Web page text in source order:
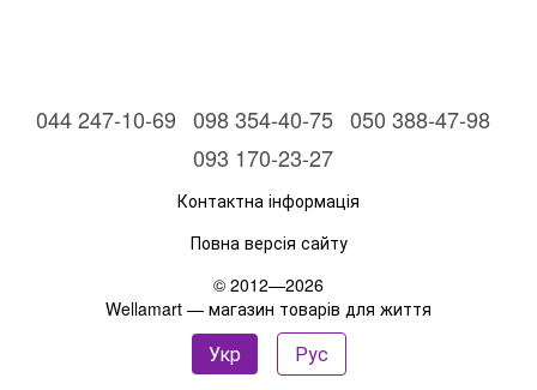
044 247-10-69 098 354-40-75 050 388-47-98
093 170-23-27
Контактна інформація
Повна версія сайту
© 2012—2026
Wellamart — магазин товарів для життя
Укр Рус